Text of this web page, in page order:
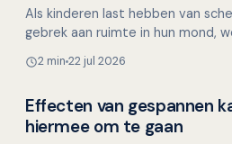
Als kinderen last hebben van
gebrek aan ruimte in hun mond,
i…
2 min 22 jul 2026
Mondgezondheid in relatie tot
Effecten van gespannen
hiermee om te gaan